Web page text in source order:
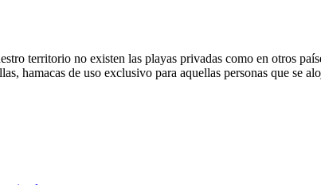
territorio no existen las playas privadas como en otros
hamacas de uso exclusivo para aquellas personas que se